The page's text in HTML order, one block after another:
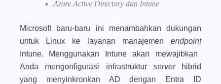
Azure Active Directory dan Intune
Microsoft baru-baru ini menambahkan dukungan
untuk Linux ke layanan manajemen endpoint
Intune. Menggunakan Intune akan mewajibkan
Anda mengonfigurasi infrastruktur serverhibrid
yang menyinkronkan AD dengan Entra ID